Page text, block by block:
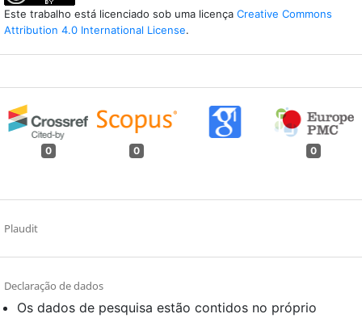
Este trabalho está licenciado sob uma licença Creative Commons
Attribution 4.0 International License.
0 0 0
Plaudit
Declaração de dados
Os dados de pesquisa estão contidos no próprio